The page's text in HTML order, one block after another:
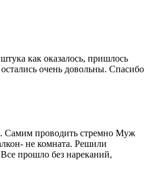
как оказалось, пришлось
очень довольны. Спасибо
Самим проводить стремно Муж
не комната. Решили
прошло без нареканий,